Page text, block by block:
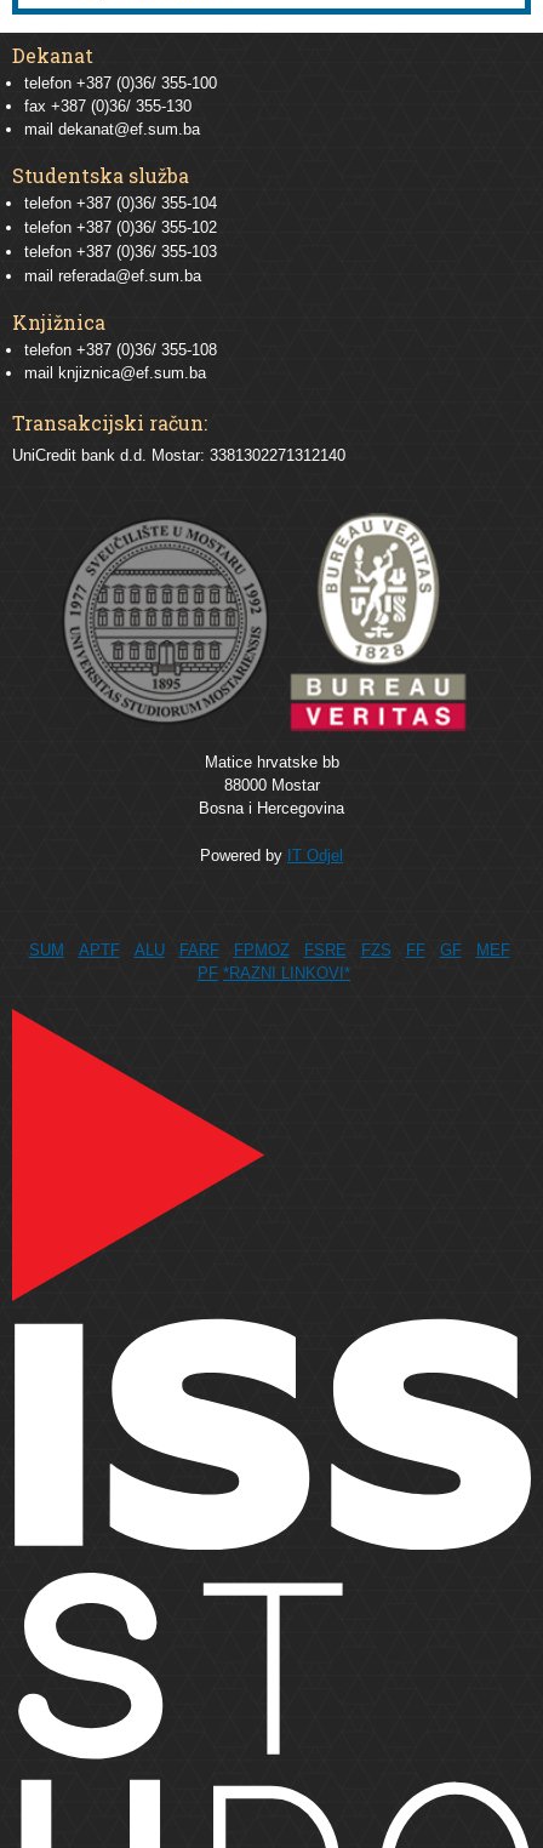
Dekanat
telefon +387 (0)36/ 355-100
fax +387 (0)36/ 355-130
mail dekanat@ef.sum.ba
Studentska služba
telefon +387 (0)36/ 355-104
telefon +387 (0)36/ 355-102
telefon +387 (0)36/ 355-103
mail referada@ef.sum.ba
Knjižnica
telefon +387 (0)36/ 355-108
mail
knjiznica@ef.sum.ba
Transakcijski račun:
UniCredit bank d.d. Mostar: 3381302271312140
Matice hrvatske bb
88000 Mostar
Bosna i Hercegovina
Powered by IT Odjel
SUM APTF ALU FARF FPMOZ FSRE FZS FF GF
MEF
PF *RAZNI LINKOVI*